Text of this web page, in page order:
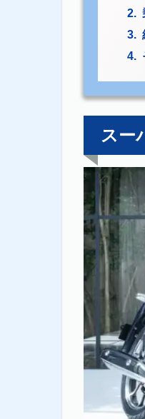
スー